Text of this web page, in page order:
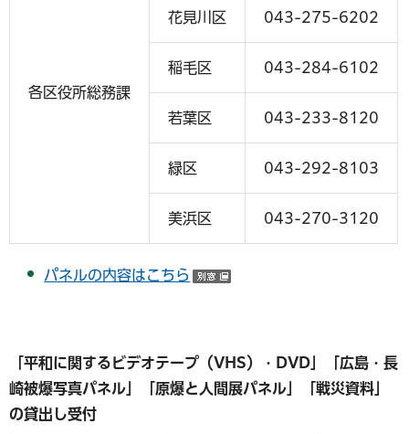
各区役所総務課
花見川区 043-275-6202
稲毛区 043-284-6102
若葉区 043-233-8120
緑区 043-292-8103
美浜区 043-270-3120
パネルの内容はこちら
「平和に関するビデオテープ（VHS）・DVD」「広島・長
崎被爆写真パネル」「原爆と人間展パネル」「戦災資料」
の貸出し受付